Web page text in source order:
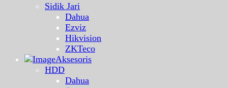
Sidik Jari
Dahua
Ezviz
Hikvision
ZKTeco
Aksesoris
HDD
Dahua